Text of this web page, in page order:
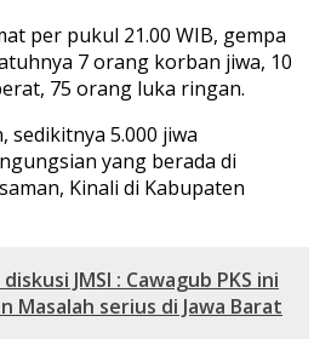
per pukul 21.00 WIB, gempa
7 orang korban jiwa, 10
75 orang luka ringan.
sedikitnya 5.000 jiwa
yang berada di
Kinali di Kabupaten
JMSI : Cawagub PKS ini
Masalah serius di Jawa Barat